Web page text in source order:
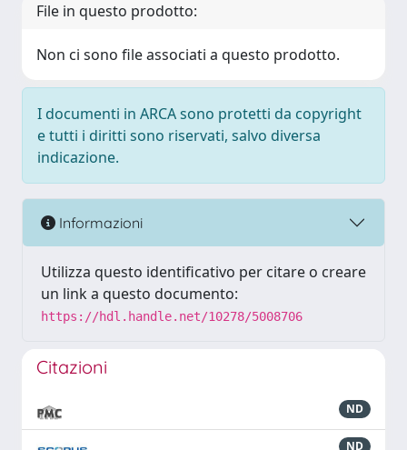
File in questo prodotto:
Non ci sono file associati a questo prodotto.
I documenti in ARCA sono protetti da copyright
e tutti i diritti sono riservati, salvo diversa
indicazione.
Informazioni
Utilizza questo identificativo per citare o creare
un link a questo documento:
https://hdl.handle.net/10278/5008706
Citazioni
ND
ND